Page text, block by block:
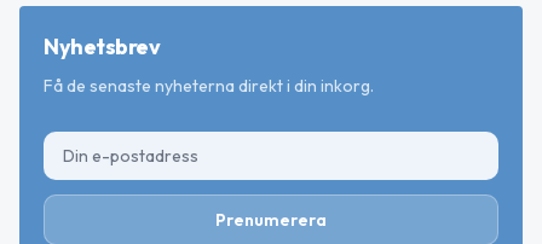
Nyhetsbrev
Få de senaste nyheterna direkt i din inkorg.
Prenumerera